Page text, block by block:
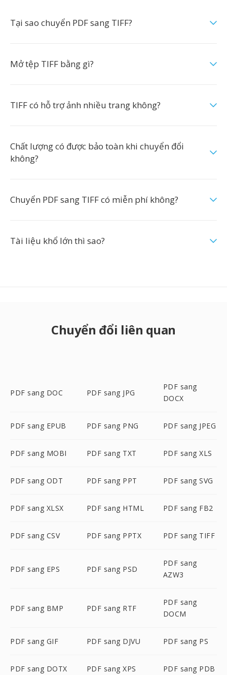
Tại sao chuyển PDF sang TIFF?
Mở tệp TIFF bằng gì?
TIFF có hỗ trợ ảnh nhiều trang không?
Chất lượng có được bảo toàn khi chuyển đổi
không?
Chuyển PDF sang TIFF có miễn phí không?
Tài liệu khổ lớn thì sao?
Chuyển đổi liên quan
PDF sang DOC PDF sang JPG
PDF sang
DOCX
PDF sang EPUB PDF sang PNG PDF sang JPEG
PDF sang MOBI PDF sang TXT PDF sang XLS
PDF sang ODT PDF sang PPT PDF sang SVG
PDF sang XLSX PDF sang HTML PDF sang FB2
PDF sang CSV PDF sang PPTX PDF sang TIFF
PDF sang EPS PDF sang PSD
PDF sang
AZW3
PDF sang BMP PDF sang RTF
PDF sang
DOCM
PDF sang GIF PDF sang DJVU PDF sang PS
PDF sang DOTX PDF sang XPS PDF sang PDB